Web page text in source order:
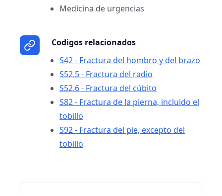
Medicina de urgencias
Codigos relacionados
S42 - Fractura del hombro y del brazo
S52.5 - Fractura del radio
S52.6 - Fractura del cúbito
S82 - Fractura de la pierna, incluido el
tobillo
S92 - Fractura del pie, excepto del
tobillo